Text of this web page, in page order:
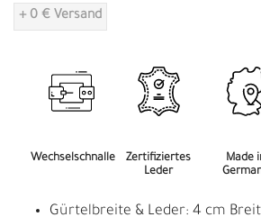
+ 0 € Versand
Wechselschnalle
Zertifiziertes
Leder
Made
Gürtelbreite & Leder: 4 cm